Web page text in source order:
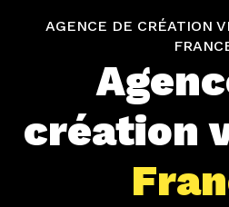
AGENCE DE CRÉATION
création